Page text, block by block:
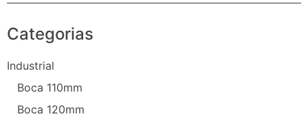
Categorias
Industrial
Boca 110mm
Boca 120mm